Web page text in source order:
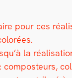
pour ces
la